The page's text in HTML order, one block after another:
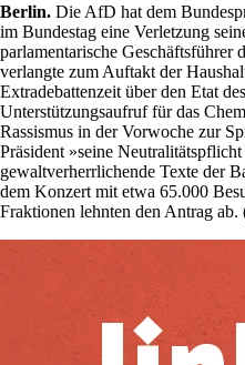
Berlin. Die AfD hat dem
im Bundestag eine Verletzung
parlamentarische Geschäftsführer
verlangte zum Auftakt der
Extradebattenzeit über den Etat
Unterstützungsaufruf für das
Rassismus in der Vorwoche zur
Präsident »seine
gewaltverherrlichende Texte der
dem Konzert mit etwa 65.000
Fraktionen lehnten den Antrag